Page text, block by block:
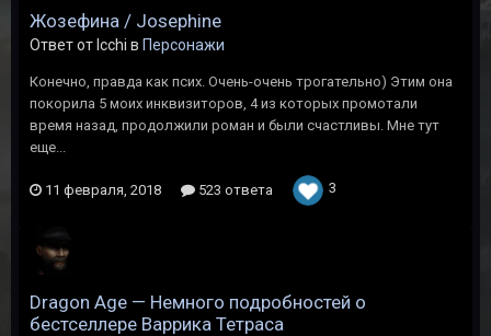
Жозефина / Josephine
Ответ от Icchi в Персонажи
Конечно, правда как псих. Очень-очень трогательно) Этим она
покорила 5 моих инквизиторов, 4 из которых промотали
время назад, продолжили роман и были счастливы. Мне тут
еще...
11 февраля, 2018 523 ответа 3
Dragon Age — Немного подробностей о
бестселлере Варрика Тетраса